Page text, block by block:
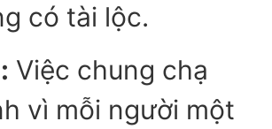
có tài lộc.
Việc chung chạ
vì mỗi người một